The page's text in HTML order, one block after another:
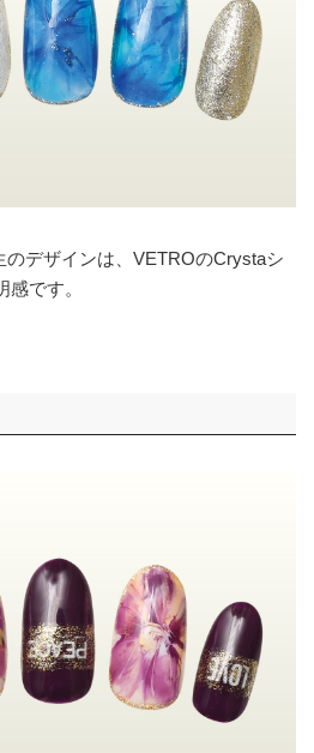
のデザインは、VETROのCrystaシ
です。